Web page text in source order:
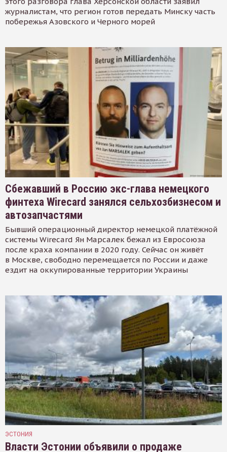
журналистам, что регион готов передать Минску часть
побережья Азовского и Черного морей
Сбежавший в Россию экс-глава немецкого
финтеха Wirecard занялся сельхозбизнесом и
автозапчастями
Бывший операционный директор немецкой платёжной
системы Wirecard Ян Марсалек бежал из Евросоюза
после краха компании в 2020 году. Сейчас он живёт
в Москве, свободно перемещается по России и даже
ездит на оккупированные территории Украины
ЭСТОНИЯ
Власти Эстонии объявили о продаже